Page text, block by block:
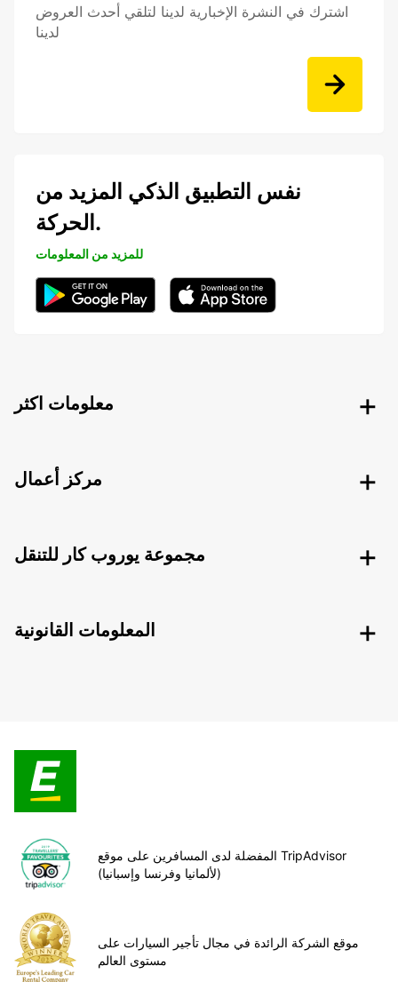
اشترك في النشرة الإخبارية لدينا لتلقي أحدث العروض
لدينا
نفس التطبيق الذكي المزيد من
الحركة.
للمزيد من المعلومات
معلومات اكثر
مركز أعمال
مجموعة يوروب كار للتنقل
المعلومات القانونية
المفضلة لدى المسافرين على موقع TripAdvisor
(لألمانيا وفرنسا وإسبانيا)
موقع الشركة الرائدة في مجال تأجير السيارات على
مستوى العالم